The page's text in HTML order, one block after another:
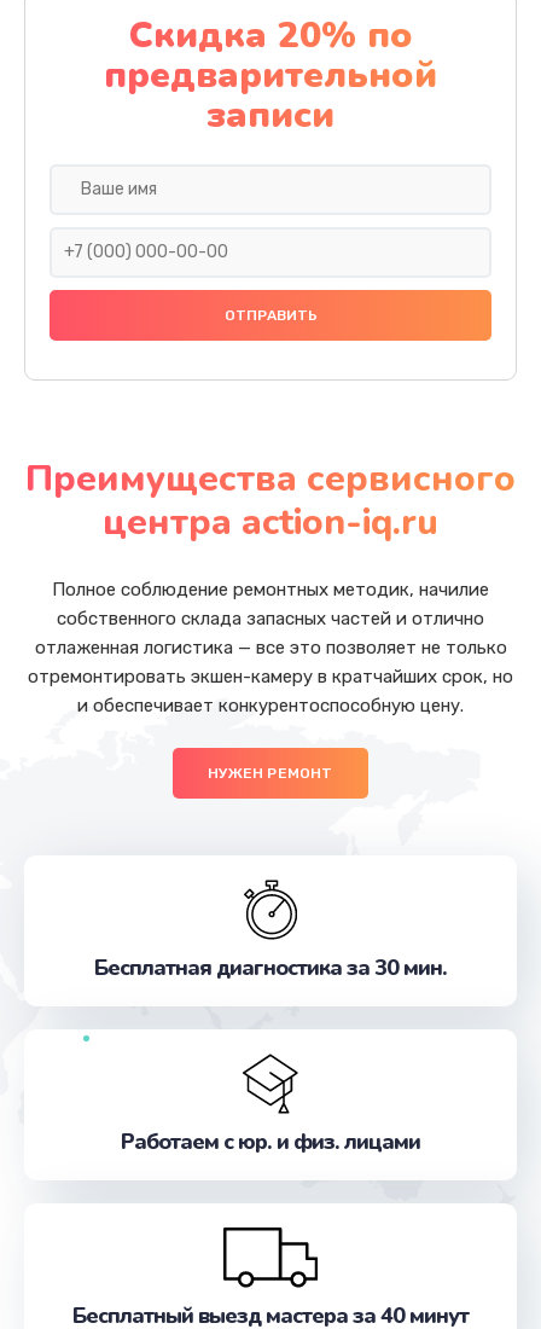
Скидка 20% по
предварительной
записи
Преимущества сервисного
центра action-iq.ru
Полное соблюдение ремонтных методик, начилие
собственного склада запасных частей и отлично
отлаженная логистика — все это позволяет не только
отремонтировать экшен-камеру в кратчайших срок, но
и обеспечивает конкурентоспособную цену.
НУЖЕН РЕМОНТ
Бесплатная диагностика за 30 мин.
Работаем с юр. и физ. лицами
Бесплатный выезд мастера за 40 минут